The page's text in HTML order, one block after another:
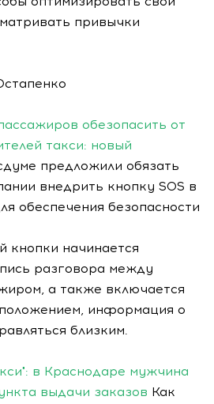
привычки
обезопасить от
такси: новый
предложили обязать
внедрить кнопку SOS в
обеспечения безопасности
кнопки начинается
разговора между
а также включается
информация о
близким.
в Краснодаре мужчина
выдачи заказов Как